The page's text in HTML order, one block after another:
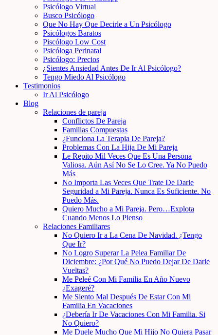
Psicólogo Virtual
Busco Psicólogo
Que No Hay Que Decirle a Un Psicólogo
Psicólogos Baratos
Piscólogo Low Cost
Psicóloga Perinatal
Psicólogo: Precios
¿Sientes Ansiedad Antes De Ir Al Psicólogo?
Tengo Miedo Al Psicólogo
Testimonios
Ir Al Psicólogo
Blog
Relaciones de pareja
Conflictos De Pareja
Familias Compuestas
¿Funciona La Terapia De Pareja?
Problemas Con La Hija De Mi Pareja
Le Repito Mil Veces Que Es Una Persona
Valiosa. Aún Así No Se Lo Cree. Ya No Puedo
Más
No Importa Las Veces Que Trate De Darle
Seguridad a Mi Pareja. Nunca Es Suficiente. No
Puedo Más.
Quiero Mucho a Mi Pareja. Pero…Explota
Cuando Menos Lo Pienso
Relaciones Familiares
No Quiero Ir a La Cena De Navidad. ¿Tengo
Que Ir?
No Logro Superar La Pelea Familiar De
Diciembre: ¿Por Qué No Puedo Dejar De Darle
Vueltas?
Me Peleé Con Mi Familia En Año Nuevo
¿Exageré?
Me Siento Mal Después De Estar Con Mi
Familia En Vacaciones
¿Debería Ir De Vacaciones Con Mi Familia. Si
No Quiero?
Me Duele Mucho Que Mi Hijo No Quiera Pasar